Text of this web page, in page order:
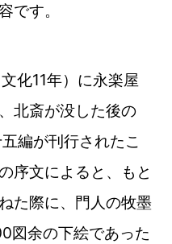
です。
化11年）に永楽屋
北斎が没した後の
編が刊行されたこ
序文によると、もと
た際に、門人の牧墨
図余の下絵であった